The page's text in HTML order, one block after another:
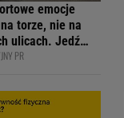
emocje
torze, nie na
ulicach. Jedź
na 4F Racing
PR